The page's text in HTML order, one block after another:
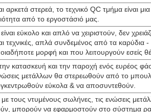
αρκετά στερεά, το τεχνικό QC τμήμα είναι
από το εργοστάσιό μας.
εύκολο και απλό να χειριστούν, δεν
τεχνικές, απλά συνδεμένος από τα καρύδια
μορφή και που λειτουργούν εσείς
κατασκευή και την παροχή ενός ευρέος
μετάλλων θα στερεωθούν από το
εύκολα & να αποσυντεθούν.
με τους ντυμένους σωλήνες, τις ενώσεις
μπορούν να εφαρμοστούν στο σύστημα